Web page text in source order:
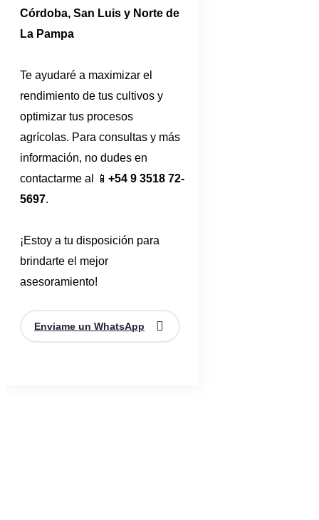
Córdoba, San Luis y Norte de
La Pampa
Te ayudaré a maximizar el
rendimiento de tus cultivos y
optimizar tus procesos
agrícolas. Para consultas y más
información, no dudes en
contactarme al 📱 +54 9 3518 72-
5697.
¡Estoy a tu disposición para
brindarte el mejor
asesoramiento!
Enviame un WhatsApp